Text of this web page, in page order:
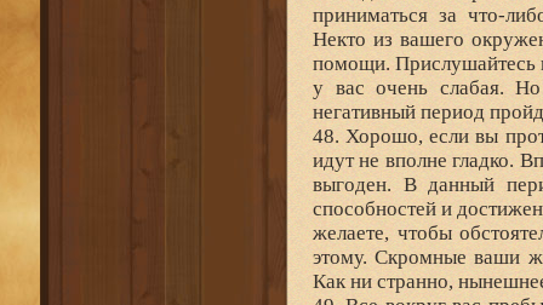
приниматься за что-
Некто из вашего
помощи. Прислушайтесь
у вас очень слабая.
негативный период
48. Хорошо, если вы
идут не вполне гладко.
выгоден. В данный
способностей и
желаете, чтобы
этому. Скромные ваши
Как ни странно,